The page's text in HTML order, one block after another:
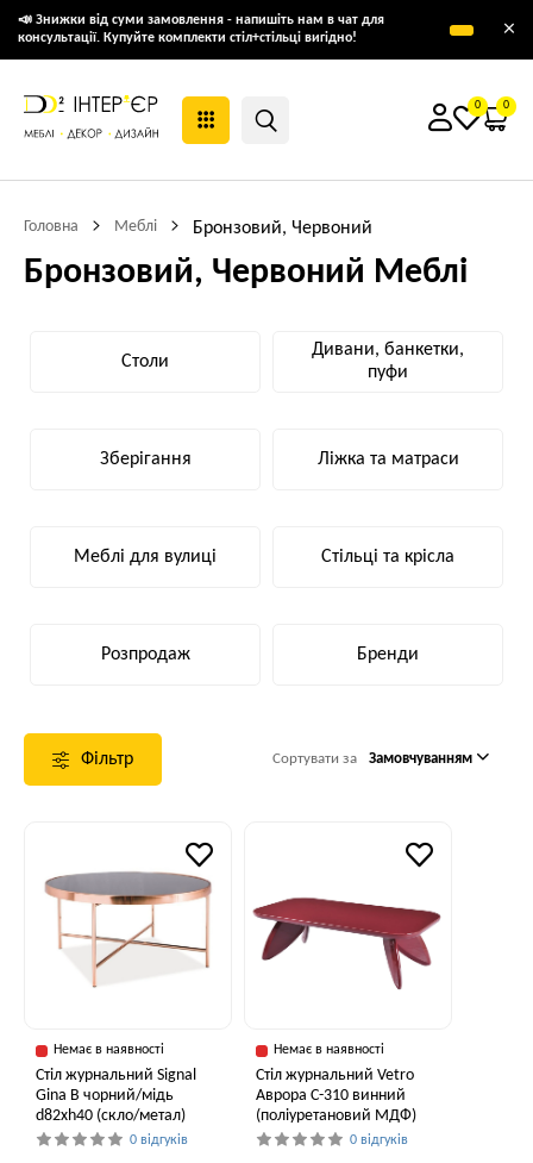
📣 Знижки від суми замовлення - напишіть нам в чат для
консультації. Купуйте комплекти стіл+стільці вигідно!
×
0 0
Головна Меблі Бронзовий, Червоний
Бронзовий, Червоний Меблі
Столи
Дивани, банкетки,
пуфи
Зберігання Ліжка та матраси
Меблі для вулиці Стільці та крісла
Розпродаж Бренди
Фільтр Сортувати за Замовчуванням
Немає в наявності
Стіл журнальний Signal
Gina B чорний/мідь
d82хh40 (скло/метал)
0 відгуків
Немає в наявності
Стіл журнальний Vetro
Аврора C-310 винний
(поліуретановий МДФ)
0 відгуків